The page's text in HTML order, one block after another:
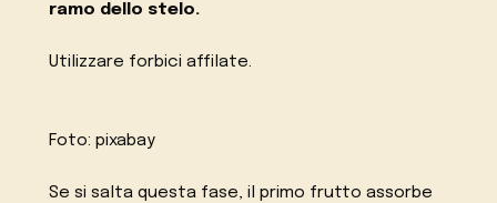
ramo dello stelo.
Utilizzare forbici affilate.
Foto: pixabay
Se si salta questa fase, il primo frutto assorbe